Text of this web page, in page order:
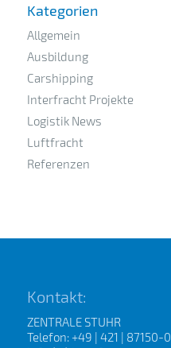
Kategorien
Allgemein
Ausbildung
Carshipping
Interfracht Projekte
Logistik News
Luftfracht
Referenzen
Kontakt:
ZENTRALE STUHR
Telefon: +49 | 421 | 87150-0